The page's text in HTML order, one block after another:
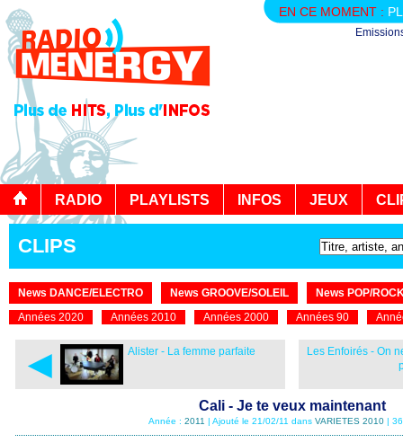
EN CE MOMENT :
RADIO PLAYLISTS INFOS JEUX
CLIPS
News DANCE/ELECTRO News GROOVE/SOLEIL
News POP/
Années 2020
Années 2010 Années 2000 Années 90
◄ Alister - La femme parfaite
Les Enfoirés - On
Cali - Je te veux maintenant
Année : 2011 | Ajouté le 21/02/11 dans VARIETES 2010|